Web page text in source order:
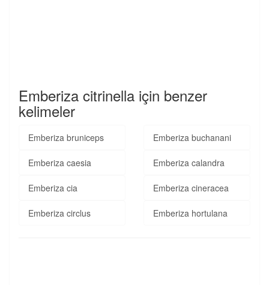
Emberiza citrinella için benzer
kelimeler
Emberiza bruniceps Emberiza buchanani
Emberiza caesia Emberiza calandra
Emberiza cia Emberiza cineracea
Emberiza circlus Emberiza hortulana